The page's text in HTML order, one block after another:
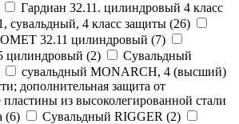
Гардиан 32.11. цилиндровый 4 класс
сувальдный, 4 класс защиты (26)
32.11 цилиндровый (7)
(2)
Сувальдный
сувальдный MONARCH, 4 (высший)
дополнительная защита от
из высоколегированной стали
(6) Сувальдный RIGGER (2)